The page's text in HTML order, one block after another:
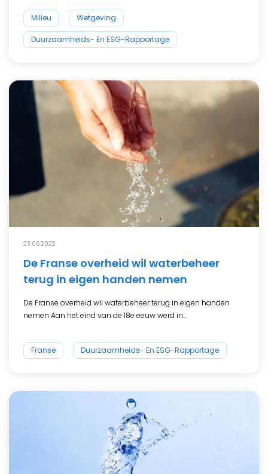
Milieu Wetgeving
Duurzaamheids- En ESG-Rapportage
23.06.2022
De Franse overheid wil waterbeheer
terug in eigen handen nemen
De Franse overheid wil waterbeheer terug in eigen handen
nemen Aan het eind van de 18e eeuw werd in...
Franse Duurzaamheids- En ESG-Rapportage